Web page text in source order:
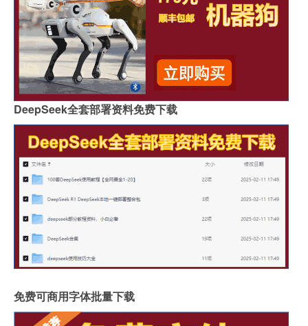
DeepSeek全套部署资料免费下载
免费可商用字体批量下载